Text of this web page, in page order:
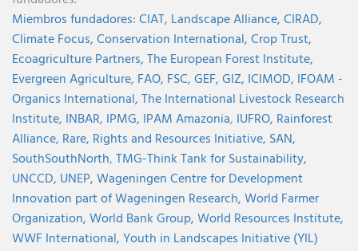
Miembros fundadores:CIAT, Landscape Alliance,CIRAD,
Climate Focus,Conservation International,Crop Trust,
Ecoagriculture Partners,The European Forest Institute,
Evergreen Agriculture, FAO, FSC,GEF,GIZ, ICIMOD, IFOAM -
Organics International,The International Livestock Research
Institute, INBAR, IPMG, IPAM Amazonia, IUFRO, Rainforest
Alliance, Rare, Rights and Resources Initiative, SAN,
SouthSouthNorth,TMG-Think Tank for Sustainability,
UNCCD, UNEP,Wageningen Centre for Development
Innovation part of Wageningen Research,World Farmer
Organization,World Bank Group,World Resources Institute,
WWF International,Youth in Landscapes Initiative (YIL)